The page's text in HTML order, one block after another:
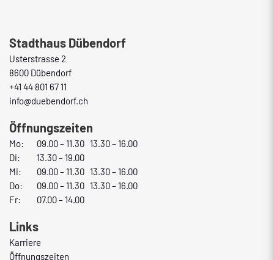
Stadthaus Dübendorf
Usterstrasse 2
8600 Dübendorf
+41 44 801 67 11
info@duebendorf.ch
Öffnungszeiten
Mo:
09.00 – 11.30 13.30 – 16.00
Di:
13.30 – 19.00
Mi:
09.00 – 11.30 13.30 – 16.00
Do:
09.00 – 11.30 13.30 – 16.00
Fr:
07.00 – 14.00
Links
Karriere
Öffnungszeiten